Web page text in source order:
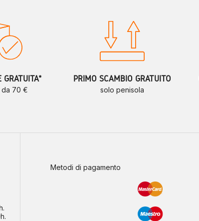
GRATUITA*
da 70 €
PRIMO SCAMBIO GRATUITO
solo penisola
Metodi di pagamento